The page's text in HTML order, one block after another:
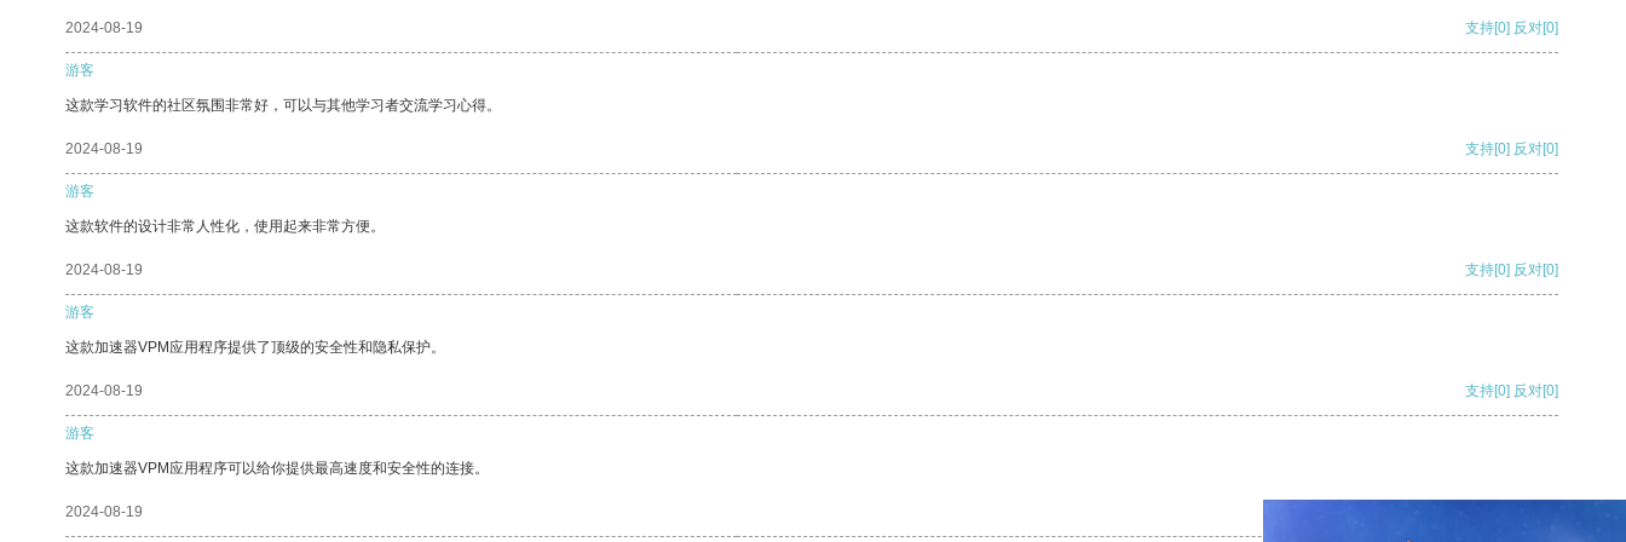
2024-08-19 支持[0] 反对[0]
游客
这款学习软件的社区氛围非常好，可以与其他学习者交流学习心得。
2024-08-19 支持[0] 反对[0]
游客
这款软件的设计非常人性化，使用起来非常方便。
2024-08-19 支持[0] 反对[0]
游客
这款加速器VPM应用程序提供了顶级的安全性和隐私保护。
2024-08-19 支持[0] 反对[0]
游客
这款加速器VPM应用程序可以给你提供最高速度和安全性的连接。
2024-08-19